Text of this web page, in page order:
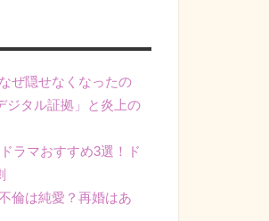
ぜ隠せなくなったの
ジタル証拠」と炎上の
ラマおすすめ3選！ド
倫は純愛？再婚はあ